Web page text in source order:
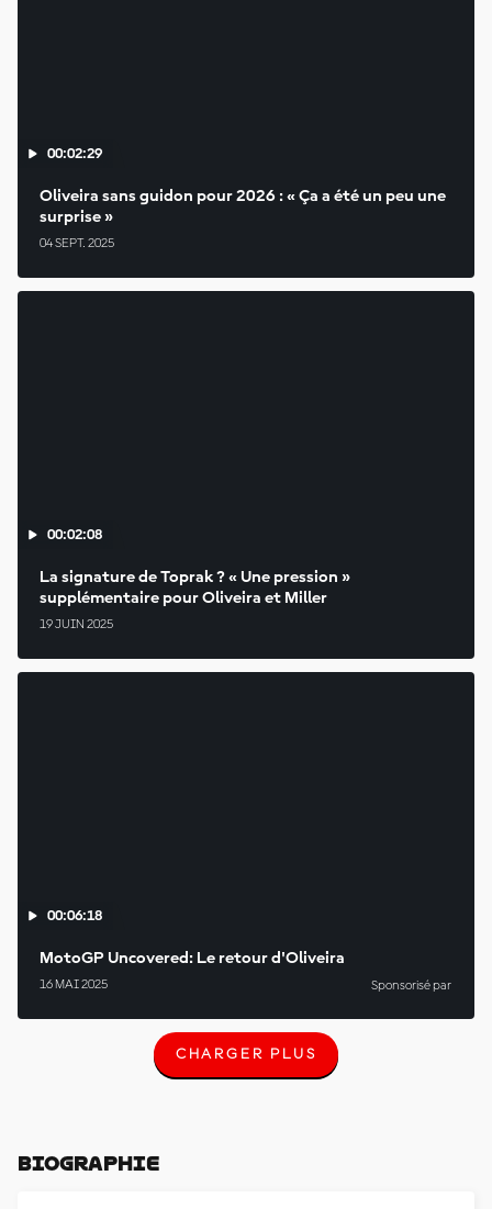
00:02:29
Oliveira sans guidon pour 2026 : « Ça a été un peu une
surprise »
04 SEPT. 2025
00:02:08
La signature de Toprak ? « Une pression »
supplémentaire pour Oliveira et Miller
19 JUIN 2025
00:06:18
MotoGP Uncovered: Le retour d'Oliveira
16 MAI 2025 Sponsorisé par
C
H
CHARGER PLUS
Biographie